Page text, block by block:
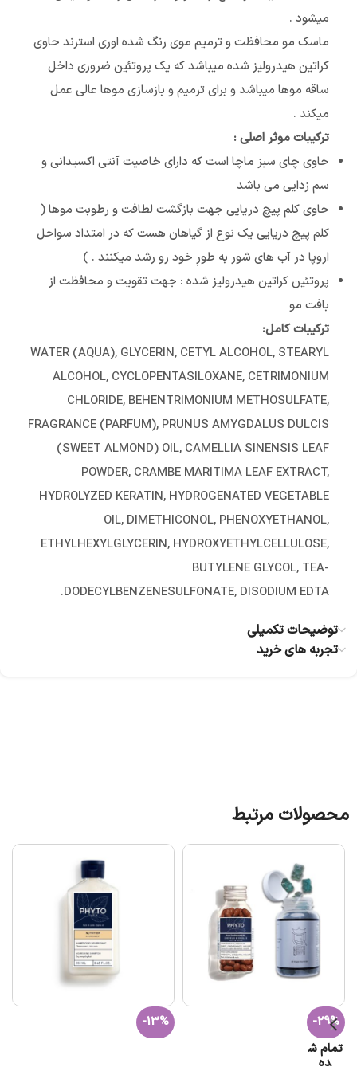
میشود .
ماسک مو محافظت و ترمیم موی رنگ شده اوری استرند حاوی
کراتین هیدرولیز شده میباشد که يک پروتئين ضروری داخل
ساقه موها میباشد و برای ترمیم و بازسازی موها عالی عمل
میکند .
ترکيبات موثر اصلی :
حاوی چای سبز ماچا است که دارای خاصيت آنتی اکسيدانی و‌
سم زدايی می باشد
حاوی کلم پيچ دريايی جهت بازگشت لطافت و رطوبت موها (
کلم پیچ دریایی یک نوع از گیاهان هست که در امتداد سواحل
اروپا در آب های شور به طورِ خود رو رشد ميکنند . )
پروتئين کراتين هیدرولیز شده : جهت تقويت و محافظت از
بافت مو
ترکیبات کامل:
WATER (AQUA), GLYCERIN, CETYL ALCOHOL, STEARYL
ALCOHOL, CYCLOPENTASILOXANE, CETRIMONIUM
CHLORIDE, BEHENTRIMONIUM METHOSULFATE,
FRAGRANCE (PARFUM), PRUNUS AMYGDALUS DULCIS
(SWEET ALMOND) OIL, CAMELLIA SINENSIS LEAF
POWDER, CRAMBE MARITIMA LEAF EXTRACT,
HYDROLYZED KERATIN, HYDROGENATED VEGETABLE
OIL, DIMETHICONOL, PHENOXYETHANOL,
ETHYLHEXYLGLYCERIN, HYDROXYETHYLCELLULOSE,
BUTYLENE GLYCOL, TEA-
DODECYLBENZENESULFONATE, DISODIUM EDTA.
توضیحات تکمیلی
تجربه های خرید
محصولات مرتبط
-29%
تمام ش
ده
-13%